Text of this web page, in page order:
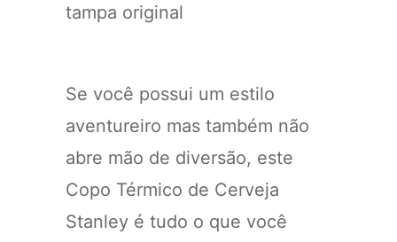
tampa original
Se você possui um estilo
aventureiro mas também não
abre mão de diversão, este
Copo Térmico de Cerveja
Stanley é tudo o que você